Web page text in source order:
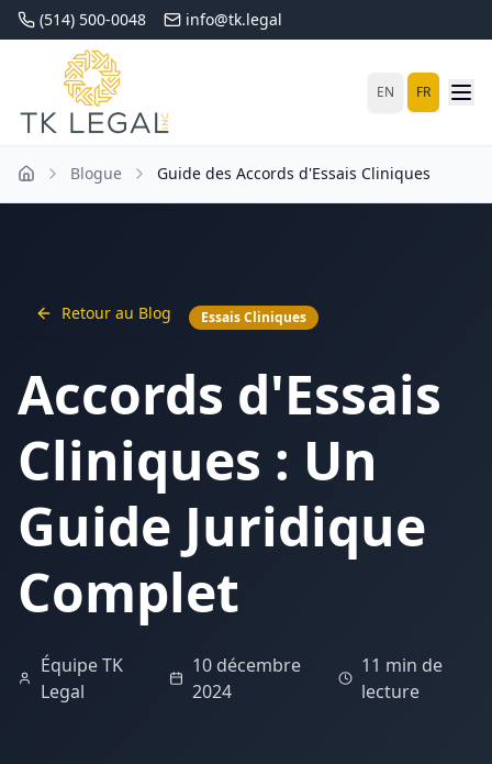
(514) 500-0048 info@tk.legal
EN FR
Blogue Guide des Accords d'Essais Cliniques
Retour au Blog Essais Cliniques
Accords d'Essais
Cliniques : Un
Guide Juridique
Complet
Équipe TK
Legal
10 décembre
2024
11 min de
lecture